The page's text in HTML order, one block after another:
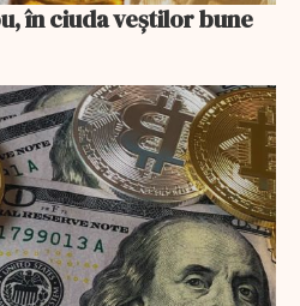
în ciuda veștilor bune